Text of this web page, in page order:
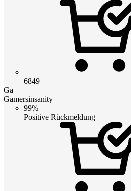
6849
Ga
Gamersinsanity
99%
Positive Rückmeldung